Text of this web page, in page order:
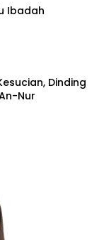
Ibadah
Dinding
Nur